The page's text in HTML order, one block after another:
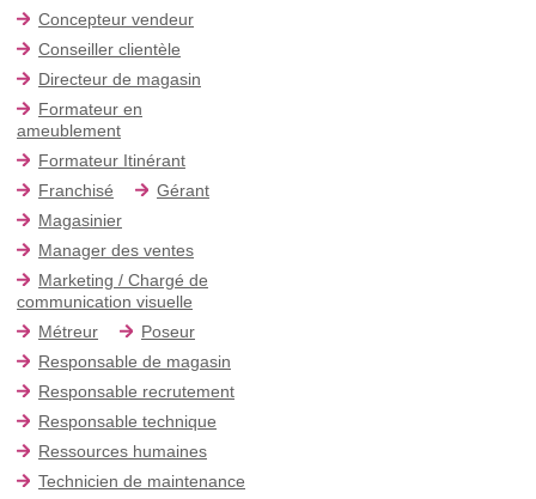
Concepteur vendeur
Conseiller clientèle
Directeur de magasin
Formateur en
ameublement
Formateur Itinérant
Franchisé
Gérant
Magasinier
Manager des ventes
Marketing / Chargé de
communication visuelle
Métreur
Poseur
Responsable de magasin
Responsable recrutement
Responsable technique
Ressources humaines
Technicien de maintenance